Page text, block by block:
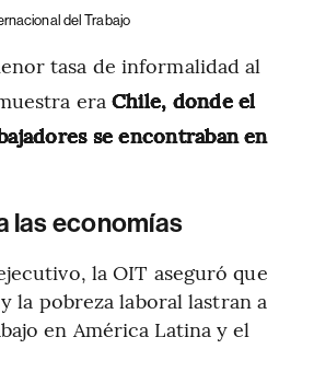
del Trabajo
tasa de informalidad al
era Chile, donde el
se encontraban en
las economías
la OIT aseguró que
la pobreza laboral lastran a
en América Latina y el